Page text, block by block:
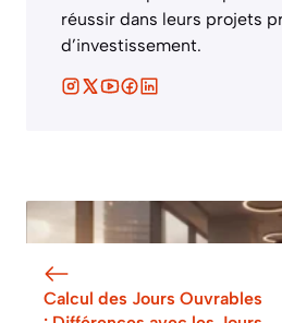
réussir dans leurs projets
d’investissement.
Calcul des Jours Ouvrables